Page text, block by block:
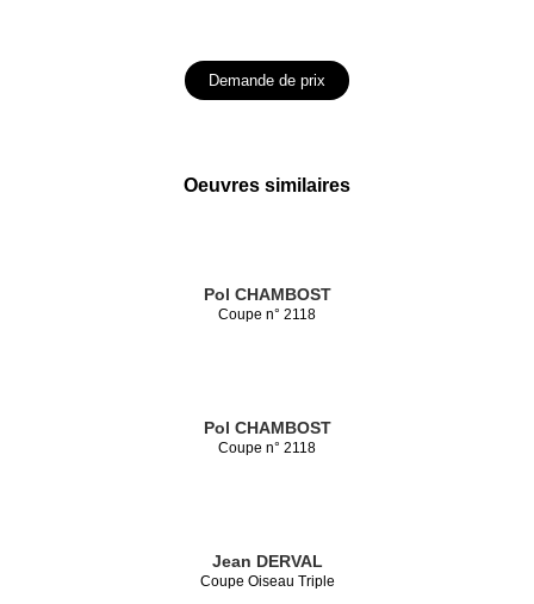
Demande de prix
Oeuvres similaires
Pol CHAMBOST
Coupe n° 2118
Pol CHAMBOST
Coupe n° 2118
Jean DERVAL
Coupe Oiseau Triple